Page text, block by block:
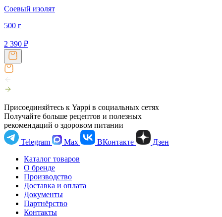
Соевый изолят
500 г
2 390 ₽
Присоединяйтесь к Yappi в социальных сетях
Получайте больше рецептов и полезных
рекомендаций о здоровом питании
Telegram
Max ВКонтакте
Дзен
Каталог товаров
О бренде
Производство
Доставка и оплата
Документы
Партнёрство
Контакты